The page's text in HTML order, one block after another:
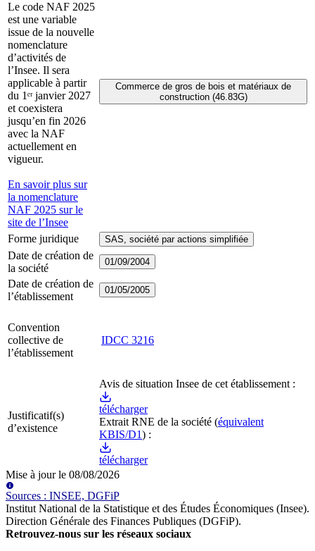
Le code NAF 2025
est une variable
issue de la nouvelle
nomenclature
d’activités de
l’Insee. Il sera
applicable à partir
du 1ᵉʳ janvier 2027
et coexistera
jusqu’en fin 2026
avec la NAF
actuellement en
vigueur.
En savoir plus sur
la nomenclature
NAF 2025 sur le
site de l’Insee
Commerce de gros de bois et matériaux de
construction (46.83G)
Forme juridique SAS, société par actions simplifiée
Date de création de
la société
01/09/2004
Date de création de
l’établissement
01/05/2005
Convention
collective de
l’établissement
IDCC 3216
Justificatif(s)
d’existence
Avis de situation Insee de cet établissement :
télécharger
Extrait RNE de la société (équivalent
KBIS/D1) :
télécharger
Mise à jour le 08/08/2026
Sources : INSEE, DGFiP
Institut National de la Statistique et des Études Économiques (Insee).
Direction Générale des Finances Publiques (DGFiP).
Retrouvez-nous sur les réseaux sociaux